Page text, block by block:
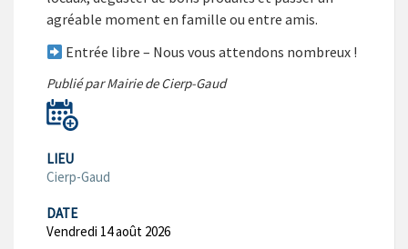
agréable moment en famille ou entre amis.
Entrée libre – Nous vous attendons nombreux !
Publié par Mairie de Cierp-Gaud
LIEU
Cierp-Gaud
DATE
Vendredi 14 août 2026